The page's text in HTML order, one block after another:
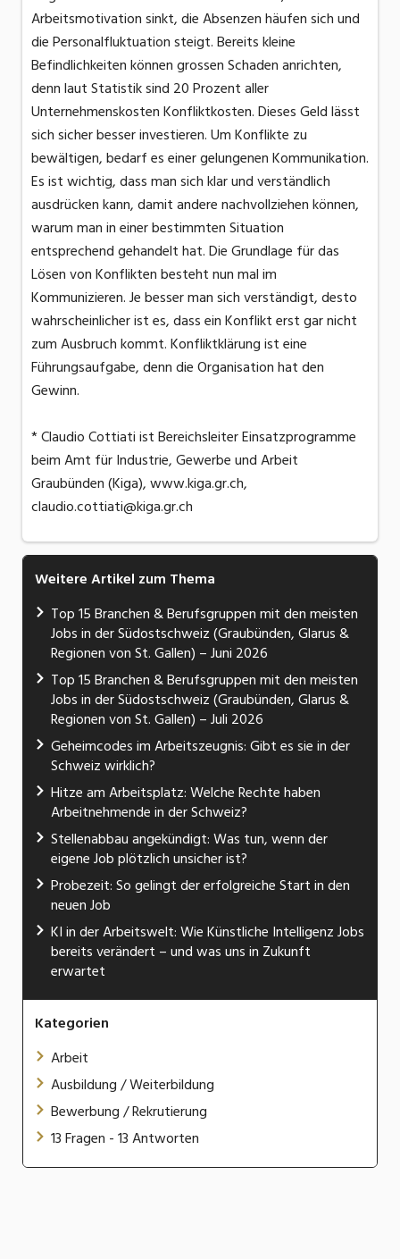
Arbeitsmotivation sinkt, die Absenzen häufen sich und
die Personalfluktuation steigt. Bereits kleine
Befindlichkeiten können grossen Schaden anrichten,
denn laut Statistik sind 20 Prozent aller
Unternehmenskosten Konfliktkosten. Dieses Geld lässt
sich sicher besser investieren. Um Konflikte zu
bewältigen, bedarf es einer gelungenen Kommunikation.
Es ist wichtig, dass man sich klar und verständlich
ausdrücken kann, damit andere nachvollziehen können,
warum man in einer bestimmten Situation
entsprechend gehandelt hat. Die Grundlage für das
Lösen von Konflikten besteht nun mal im
Kommunizieren. Je besser man sich verständigt, desto
wahrscheinlicher ist es, dass ein Konflikt erst gar nicht
zum Ausbruch kommt. Konfliktklärung ist eine
Führungsaufgabe, denn die Organisation hat den
Gewinn.
* Claudio Cottiati ist Bereichsleiter Einsatzprogramme
beim Amt für Industrie, Gewerbe und Arbeit
Graubünden (Kiga), www.kiga.gr.ch,
claudio.cottiati@kiga.gr.ch
Weitere Artikel zum Thema
Top 15 Branchen & Berufsgruppen mit den meisten
Jobs in der Südostschweiz (Graubünden, Glarus &
Regionen von St. Gallen) – Juni 2026
Top 15 Branchen & Berufsgruppen mit den meisten
Jobs in der Südostschweiz (Graubünden, Glarus &
Regionen von St. Gallen) – Juli 2026
Geheimcodes im Arbeitszeugnis: Gibt es sie in der
Schweiz wirklich?
Hitze am Arbeitsplatz: Welche Rechte haben
Arbeitnehmende in der Schweiz?
Stellenabbau angekündigt: Was tun, wenn der
eigene Job plötzlich unsicher ist?
Probezeit: So gelingt der erfolgreiche Start in den
neuen Job
KI in der Arbeitswelt: Wie Künstliche Intelligenz Jobs
bereits verändert – und was uns in Zukunft
erwartet
Kategorien
Arbeit
Ausbildung / Weiterbildung
Bewerbung / Rekrutierung
13 Fragen - 13 Antworten